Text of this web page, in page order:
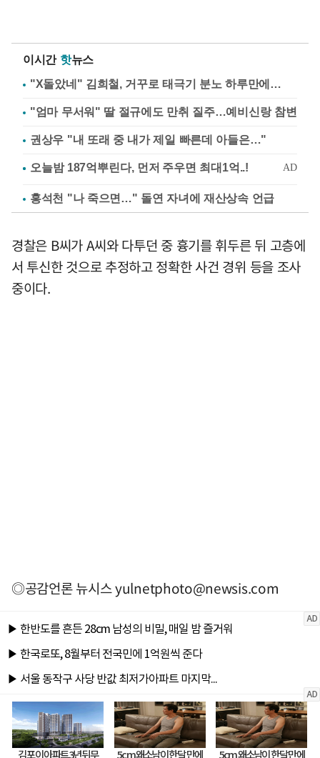
이시간 핫뉴스
"X돌았네" 김희철, 거꾸로 태극기 분노 하루만에…
"엄마 무서워" 딸 절규에도 만취 질주…예비신랑 참변
권상우 "내 또래 중 내가 제일 빠른데 아들은…"
홍석천 "나 죽으면…" 돌연 자녀에 재산상속 언급
경찰은 B씨가 A씨와 다투던 중 흉기를 휘두른 뒤 고층에
서 투신한 것으로 추정하고 정확한 사건 경위 등을 조사
중이다.
◎공감언론 뉴시스yulnetphoto@newsis.com